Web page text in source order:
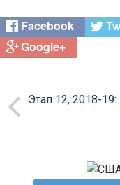
Facebook
Google+
Этап 12, 2018-